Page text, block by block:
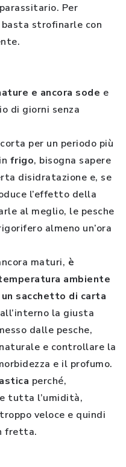
Per
strofinarle con
e ancora sode e
di giorni senza
per un periodo più
frigo, bisogna sapere
disidratazione e, se
l’effetto della
al meglio, le pesche
almeno un’ora
maturi, è
ambiente
un sacchetto di carta
la giusta
dalle pesche,
e controllare la
e il profumo.
perché,
tutta l’umidità,
veloce e quindi
fretta.